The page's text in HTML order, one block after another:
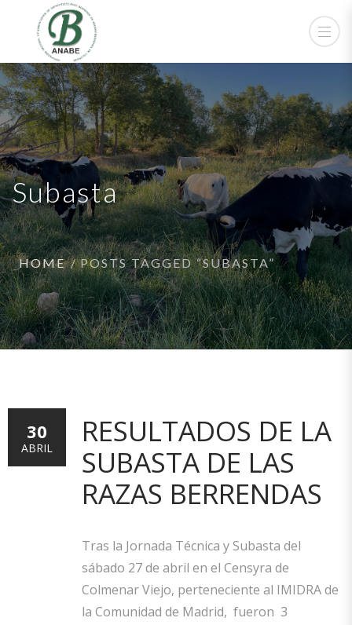
Subasta
HOME POSTS TAGGED “SUBASTA”
RESULTADOS DE LA
SUBASTA DE LAS
RAZAS BERRENDAS
Tras la Jornada Técnica y Subasta del
sábado 27 de abril en el Censyra de
Colmenar Viejo, perteneciente al IMIDRA de
la Comunidad de Madrid, fueron 3
30
ABRIL